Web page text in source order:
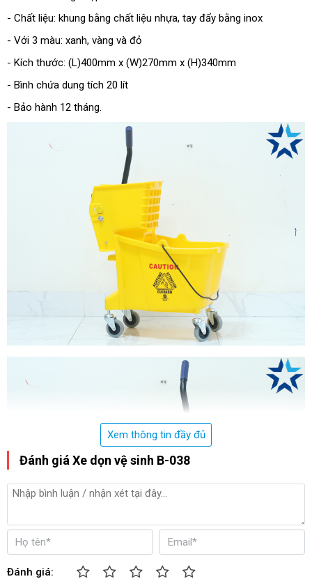
- Chất liệu: khung bằng chất liệu nhựa, tay đẩy bằng inox
- Với 3 màu: xanh, vàng và đỏ
- Kích thước: (L)400mm x (W)270mm x (H)340mm
- Bình chứa dung tích 20 lít
- Bảo hành 12 tháng.
Xem thông tin đầy đủ
Đánh giá Xe dọn vệ sinh B-038
Đánh giá: